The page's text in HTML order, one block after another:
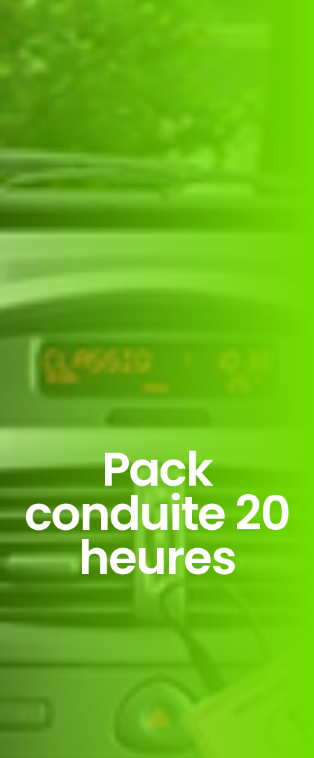
Pack
conduite 20
heures